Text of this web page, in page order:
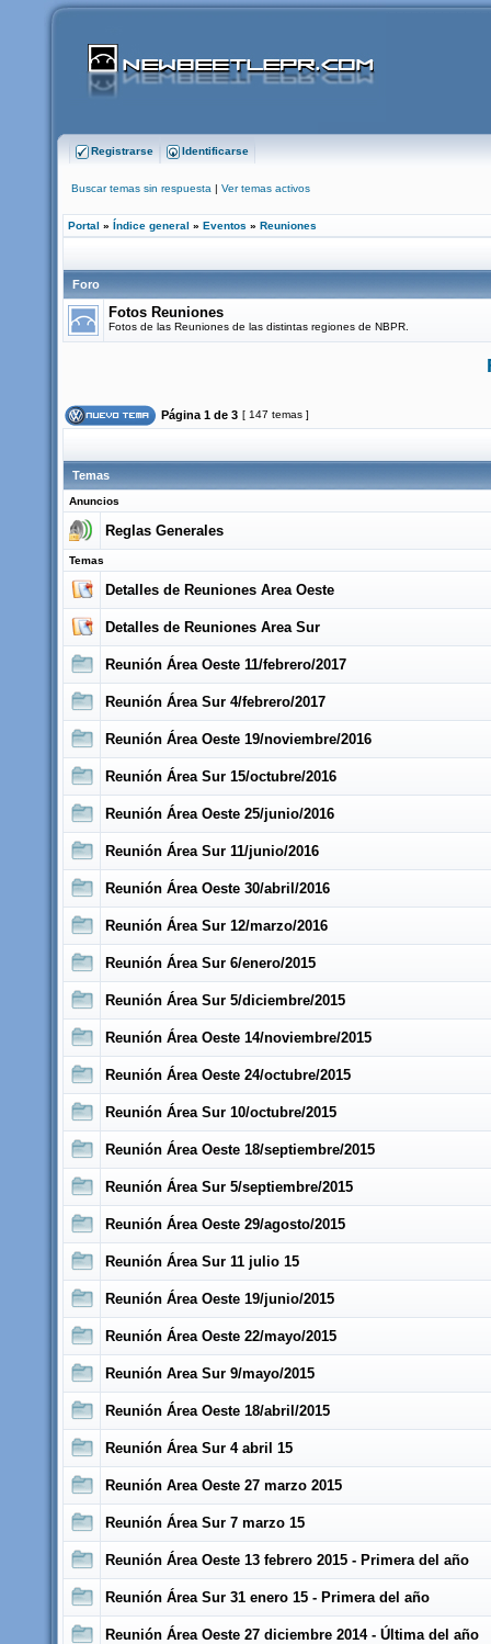
Registrarse Identificarse
Buscar temas sin respuesta | Ver temas activos
Portal » Índice general » Eventos » Reuniones
Foro
Fotos Reuniones
Fotos de las Reuniones de las distintas regiones de NBPR.
Página 1 de 3 [ 147 temas ]
Temas
Anuncios
Reglas Generales
Temas
Detalles de Reuniones Area Oeste
Detalles de Reuniones Area Sur
Reunión Área Oeste 11/febrero/2017
Reunión Área Sur 4/febrero/2017
Reunión Área Oeste 19/noviembre/2016
Reunión Área Sur 15/octubre/2016
Reunión Área Oeste 25/junio/2016
Reunión Área Sur 11/junio/2016
Reunión Área Oeste 30/abril/2016
Reunión Área Sur 12/marzo/2016
Reunión Área Sur 6/enero/2015
Reunión Área Sur 5/diciembre/2015
Reunión Área Oeste 14/noviembre/2015
Reunión Área Oeste 24/octubre/2015
Reunión Área Sur 10/octubre/2015
Reunión Área Oeste 18/septiembre/2015
Reunión Área Sur 5/septiembre/2015
Reunión Área Oeste 29/agosto/2015
Reunión Área Sur 11 julio 15
Reunión Área Oeste 19/junio/2015
Reunión Área Oeste 22/mayo/2015
Reunión Area Sur 9/mayo/2015
Reunión Área Oeste 18/abril/2015
Reunión Área Sur 4 abril 15
Reunión Area Oeste 27 marzo 2015
Reunión Área Sur 7 marzo 15
Reunión Área Oeste 13 febrero 2015 - Primera del año
Reunión Área Sur 31 enero 15 - Primera del año
Reunión Área Oeste 27 diciembre 2014 - Última del año